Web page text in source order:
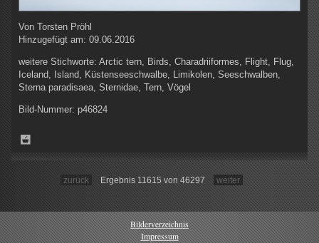
Von Torsten Pröhl
Hinzugefügt am: 09.06.2016
weitere Stichworte: Arctic tern, Birds, Charadriiformes, Flight, Flug,
Iceland, Island, Küstenseeschwalbe, Limikolen, Seeschwalben,
Sterna paradisaea, Sternidae, Tern, Vögel
Bild-Nummer: p46824
zurück Ergebnis 11615 von 46297 weiter
Bilderverzeichnis
Impressum